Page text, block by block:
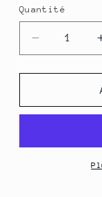
Quantité
Quantité
Réduire
la
quantité
Collier
Silvaé